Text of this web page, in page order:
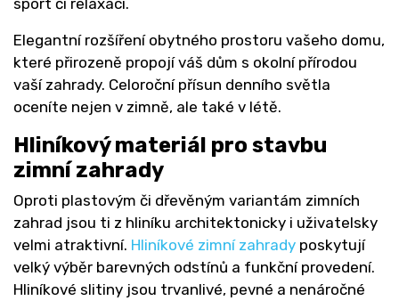
Elegantní rozšíření obytného prostoru vašeho domu,
které přirozeně propojí váš dům s okolní přírodou
vaší zahrady. Celoroční přísun denního světla
oceníte nejen v zimně, ale také v létě.
Hliníkový materiál pro stavbu
zimní zahrady
Oproti plastovým či dřevěným variantám zimních
zahrad jsou ti z hliníku architektonicky i uživatelsky
velmi atraktivní. Hliníkové zimní zahrady poskytují
velký výběr barevných odstínů a funkční provedení.
Hliníkové slitiny jsou trvanlivé, pevné a nenáročné